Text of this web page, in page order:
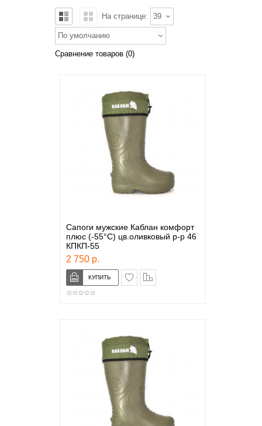
На странице: 39
По умолчанию
Сравнение товаров (0)
Сапоги мужские Каблан комфорт
плюс (-55°С) цв.оливковый р-р 46
КПКП-55
2 750 р.
в закладки